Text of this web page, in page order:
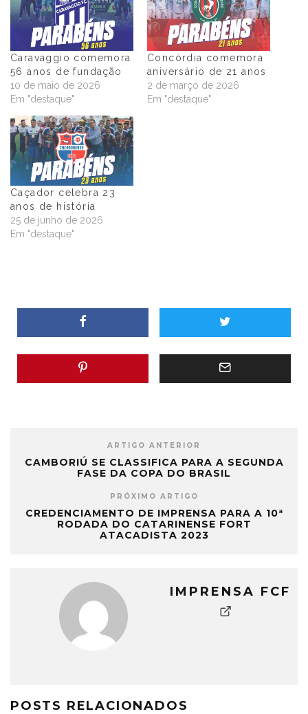
Caravaggio comemora
56 anos de fundação
10 de maio de 2026
Em "destaque"
Concórdia comemora
aniversário de 21 anos
2 de março de 2026
Em "destaque"
Caçador celebra 23
anos de história
25 de junho de 2026
Em "destaque"
ARTIGO ANTERIOR
CAMBORIÚ SE CLASSIFICA PARA A SEGUNDA
FASE DA COPA DO BRASIL
PRÓXIMO ARTIGO
CREDENCIAMENTO DE IMPRENSA PARA A 10ª
RODADA DO CATARINENSE FORT
ATACADISTA 2023
IMPRENSA FCF
POSTS RELACIONADOS